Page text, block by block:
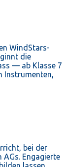
WindStars-
die
— ab Klasse 7
Instrumenten,
bei der
Engagierte